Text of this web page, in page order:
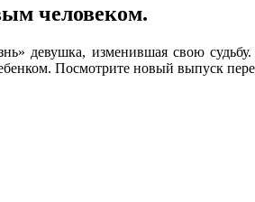
человеком.
девушка, изменившая свою судьбу.
Посмотрите новый выпуск